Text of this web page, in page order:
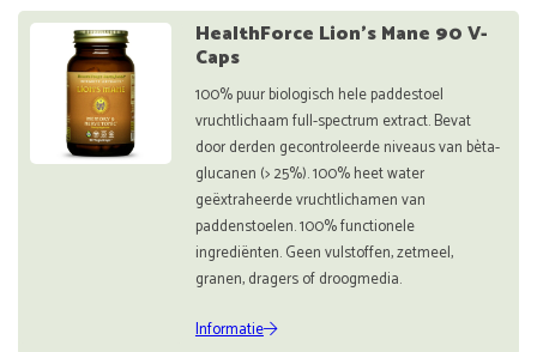
HealthForce Lion's Mane 90 V-
Caps
100% puur biologisch hele paddestoel
vruchtlichaam full-spectrum extract. Bevat
door derden gecontroleerde niveaus van bèta-
glucanen (> 25%). 100% heet water
geëxtraheerde vruchtlichamen van
paddenstoelen. 100% functionele
ingrediënten. Geen vulstoffen, zetmeel,
granen, dragers of droogmedia.
Informatie